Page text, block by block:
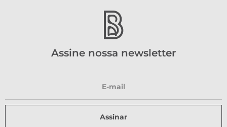
Assine nossa newsletter
Assinar